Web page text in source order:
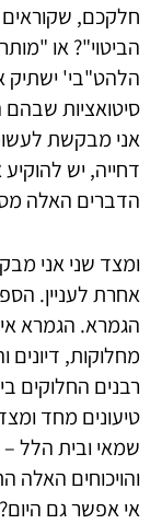
חלקכם,
הביטוי"? או
הלהט"בי' ישתיק
סיטואציות
אני מבקשת
דחייה, יש
הדברים האלה
ומצד שני אני
אחרת לעניין.
הגמרא. הגמרא
מחלוקות, דיונים
רבנים החלוקים
טיעונים מחד
שמאי ובית הלל
והויכוחים האלה
אי אפשר גם היום?